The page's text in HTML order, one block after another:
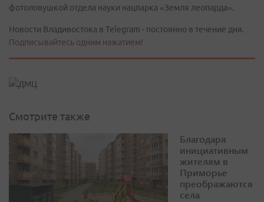
фотоловушкой отдела науки нацпарка «Земля леопарда».
Новости Владивостока в Telegram - постоянно в течение дня.
Подписывайтесь одним нажатием!
Смотрите также
Благодаря
инициативным
жителям в
Приморье
преображаются
села